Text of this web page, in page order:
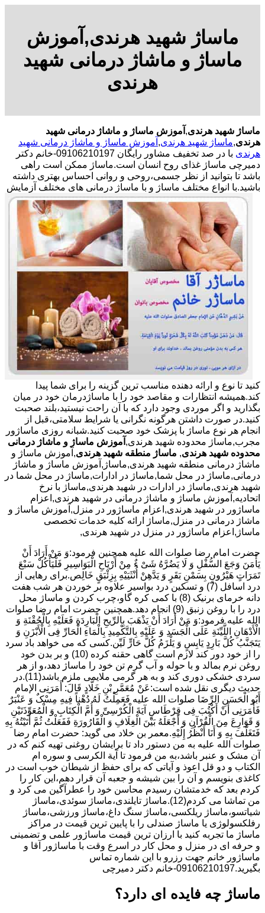
ماساژ شهید هرندی,آموزش
ماساژ و ماشاژ درمانی شهید
هرندی
ماساژ شهید هرندی, آموزش ماساژ و ماشاژ درمانی شهید
هرندی,ماساژ شهید هرندی, آموزش ماساژ و ماشاژ درمانی شهید
هرندی
با در صد تخفیف مشاور رایگان 09106210197-خانم دکتر
دمیرچی ماساژ غذای روح انسان است.ماساژ ممکن است راهی
باشد تا بتوانید از نظر جسمی،روحی و روانی احساس بهتری داشته
باشید.با انواع مختلف ماساژ و با ماساژ درمانی های مختلف آزمایش
کنید تا نوع و ارائه دهنده مناسب ترین گزینه را برای شما پیدا
کند.همیشه انتظارات و مقاصد خود را با ماساژدرمان خود در میان
بگذارید و اگر موردی وجود دارد که با آن راحت نیستید،بلند صحبت
کنید.در صورت داشتن هرگونه نگرانی یا شرایط سلامتی،قبل از
انجام هر نوع ماساژ با پزشک خود صحبت کنید.شبانه روزی ماساژور
مجرب,ماساژ محدوده شهید هرندی, آموزش ماساژ و ماشاژ درمانی
محدوده شهید هرندی, ماساژ منطقه شهید هرندی,آموزش ماساژ و
ماشاژ درمانی منطقه شهید هرندی,ماساژ,آموزش ماساژ و ماشاژ
درمانی,ماساژ در محل شما,ماساژ در ادارات,ماساژ در محل شما در
شهید هرندی,ماساژ در ادارات در شهید هرندی,ماساژ با نرخ
اتحادیه,آموزش ماساژ و ماشاژ درمانی در شهید هرندی,اعزام
ماساژور در شهید هرندی,اعزام ماساژور در منزل,آموزش ماساژ و
ماشاژ درمانی در منزل,ماساژ ارائه کلیه خدمات تخصصی
ماساژ,اعزام ماساژور در منزل در شهید هرندی,
حضرت امام رضا صلوات الله علیه همچنین فرمود:وَ مَنْ أَرَادَ أَنْ
یَأْمَنَ وَجَعَ السُّفْلِ وَ لَا یَضُرَّهُ شَیْ ءٌ مِنْ أَرْیَاحِ الْبَوَاسِیرِ فَلْیَأْکُلْ سَبْعَ
تَمَرَاتٍ هَیْرُونٍ بِسَمْنِ بَقَرٍ وَ یَدَّهِنْ أُنْثَیَیْهِ بِزِئْبَقٍ خَالِص.برای رهایی از
درد اسافل (7) و تسکین درد بواسیر علاوه بر خوردن هر شب هفت
دانه خرمای برنیک (8) با کمی کره گاو،چرب کردن و ماساژ محل
درد را با روغن زنبق (9) انجام دهد.همچنین حضرت امام رضا صلوات
الله علیه فرمود:وَ مَنْ أَرَادَ أَنْ یَذْهَبَ بِالرِّیحِ الْبَارِدَةِ فَعَلَیْهِ بِالْحُقْنَةِ وَ
الْأَدْهَانِ اللَّیِّنَةِ عَلَى الْجَسَدِ وَ عَلَیْهِ بِالتَّکْمِیدِ بِالْمَاءِ الْحَارِّ فِی الْأَبْزَنِ وَ
یَتَجَنَّبُ کُلَّ بَارِدٍ یَابِسٍ وَ یَلْزَمُ کُلَّ حَارٍّ لَیِّن.کسی که می خواهد باد سرد
را از خود دور کند لازم است گاهی حقنه کرده (10) و بر بدن خود
روغن نرم بمالد و با حوله و آب گرم تن خود را ماساژ دهد،و از هر
سردی خشکی دوری کند و به هر گرمی ملایمی ملزم باشد(11).در
حدیث دیگری نقل شده است:عَنْ مُعَمَّرِ بْنِ خَلَّادٍ قَالَ: أَمَرَنِی الإمام
أَبُو الْحَسَنِ الرِّضَا صلوات الله علیه فَعَمِلْتُ لَهُ دُهْناً فِیهِ مِسْکٌ وَ عَنْبَرٌ
فَأَمَرَنِی أَنْ أَکْتُبَ فِی قِرْطَاسٍ آیَةَ الْکُرْسِیِّ وَ أُمَّ الْکِتَابِ وَ الْمُعَوِّذَتَیْنِ
وَ قَوَارِعَ مِنَ الْقُرْآنِ وَ أَجْعَلَهُ بَیْنَ الْغِلَافِ وَ الْقَارُورَةِ فَفَعَلْتُ ثُمَّ أَتَیْتُهُ بِهِ
فَتَغَلَّفَ بِهِ وَ أَنَا أَنْظُرُ إِلَیْهِ.معمر بن خلاد می گوید: حضرت امام رضا
صلوات الله علیه به من دستور داد تا برایشان روغنى تهیه کنم که در
آن مشک و عنبر باشد،به من فرمود تا آیة الکرسى و سوره ام
الکتاب و دو قل اعوذ و آیاتى که براى حفظ از شیطان خوب است در
کاغذى بنویسم و آن را بین شیشه و جعبه آن قرار دهم،این کار را
کردم بعد که خدمتشان رسیدم محاسن خود را عطرآگین می کرد و
من تماشا می کردم(12).ماساژ تایلندی،ماساژ سوئدی،ماساژ
شیاتسو،ماساژ ریلکسی،ماساژ سنگ داغ،ماساژ ورزشی،ماساژ
رفلکسولوژی یا ماساژ صندلی را با پایین ترین قیمت در مراکز
ماساژ ما تجربه کنید با ارزان ترین قیمت ماساژور علمی و تضمینی
و حرفه ای در منزل و محل کار در اسرع وقت با ماساژور آقا و
ماساژور خانم جهت رزرو با این شماره تماس
بگیرید.09106210197-خانم دکتر دمیرچی
ماساژ چه فایده ای دارد؟